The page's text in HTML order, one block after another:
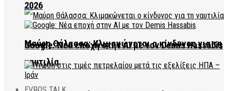
Μαύρη Θάλασσα: Κλιμακώνεται ο κίνδυνος για τη
ναυτιλία
2026
Google: Νέα εποχή στην AI με τον Demis Hassabis